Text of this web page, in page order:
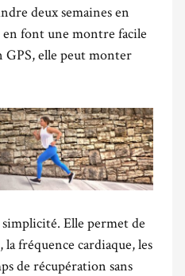
deux semaines en
font une montre facile
elle peut monter
Elle permet de
la fréquence cardiaque, les
de récupération sans